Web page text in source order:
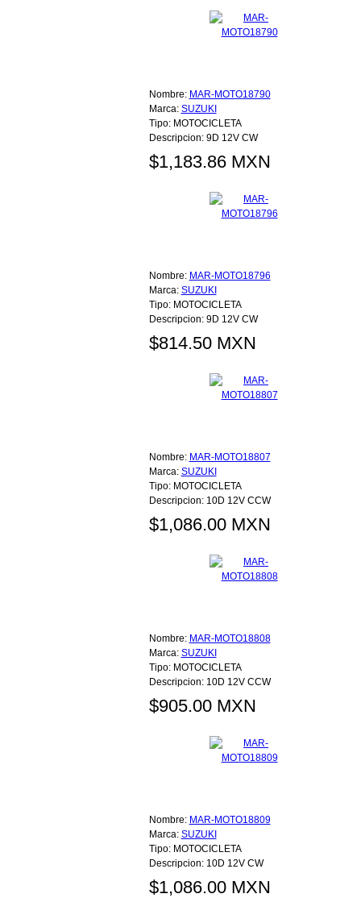
Nombre: MAR-MOTO18790
Marca: SUZUKI
Tipo: MOTOCICLETA
Descripcion: 9D 12V CW
$1,183.86 MXN
Nombre: MAR-MOTO18796
Marca: SUZUKI
Tipo: MOTOCICLETA
Descripcion: 9D 12V CW
$814.50 MXN
Nombre: MAR-MOTO18807
Marca: SUZUKI
Tipo: MOTOCICLETA
Descripcion: 10D 12V CCW
$1,086.00 MXN
Nombre: MAR-MOTO18808
Marca: SUZUKI
Tipo: MOTOCICLETA
Descripcion: 10D 12V CCW
$905.00 MXN
Nombre: MAR-MOTO18809
Marca: SUZUKI
Tipo: MOTOCICLETA
Descripcion: 10D 12V CW
$1,086.00 MXN